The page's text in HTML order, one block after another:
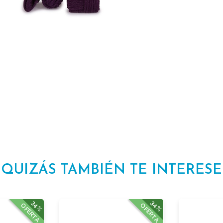
QUIZÁS TAMBIÉN TE INTERESE
34%
OFERTA 34%
OFERTA